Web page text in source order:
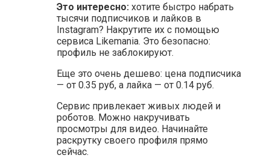
Это интересно: хотите быстро набрать
тысячи подписчиков и лайков в
Instagram? Накрутите их с помощью
сервиса Likemania. Это безопасно:
профиль не заблокируют.
Еще это очень дешево: цена подписчика
— от 0.35 руб, а лайка — от 0.14 руб.
Сервис привлекает живых людей и
роботов. Можно накручивать
просмотры для видео. Начинайте
раскрутку своего профиля прямо
сейчас.